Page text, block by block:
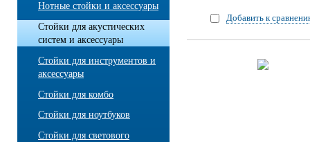
Нотные стойки и аксессуары
Стойки для акустических
систем и аксессуары
Стойки для инструментов и
аксессуары
Стойки для комбо
Стойки для ноутбуков
Стойки для светового
Добавить к